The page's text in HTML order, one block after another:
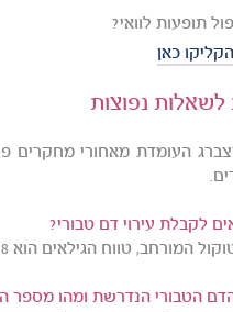
תופעות לוואי?
הקליקו כאן
נפוצות
העומדת מאחורי מחקרים
לקבלת עירוי דם טבורי?
המורחב, טווח הגילאים הוא 0-18 שנים.
הטבורי הנדרשת ומהו מספר